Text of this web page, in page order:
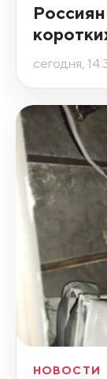
сегодня,
НОВОСТИ